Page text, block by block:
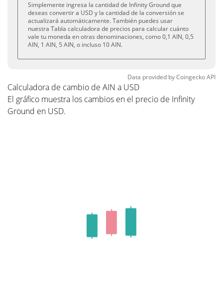
Simplemente ingresa la cantidad de Infinity Ground que
deseas convertir a USD y la cantidad de la conversión se
actualizará automáticamente. También puedes usar
nuestra Tabla calculadora de precios para calcular cuánto
vale tu moneda en otras denominaciones, como 0,1 AIN, 0,5
AIN, 1 AIN, 5 AIN, o incluso 10 AIN.
Data provided byCoingeckoAPI
Calculadora de cambio de AIN a USD
El gráfico muestra los cambios en el precio de Infinity
Ground en USD.